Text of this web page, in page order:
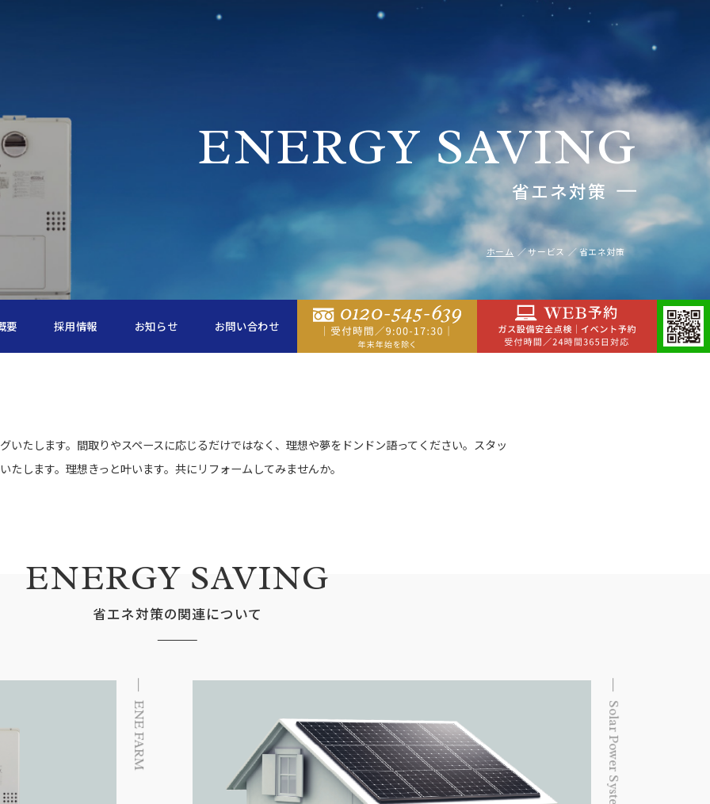
要 採用情報 お知らせ お問い合わせ
ENERGY SAVING
省エネ対策
ホーム サービス 省エネ対策
いたします。間取りやスペースに応じるだけではなく、理想や夢をドンドン語ってください。スタッ
たします。理想きっと叶います。共にリフォームしてみませんか。
ENERGY SAVING
省エネ対策の関連について
ENE FARM Solar Power System